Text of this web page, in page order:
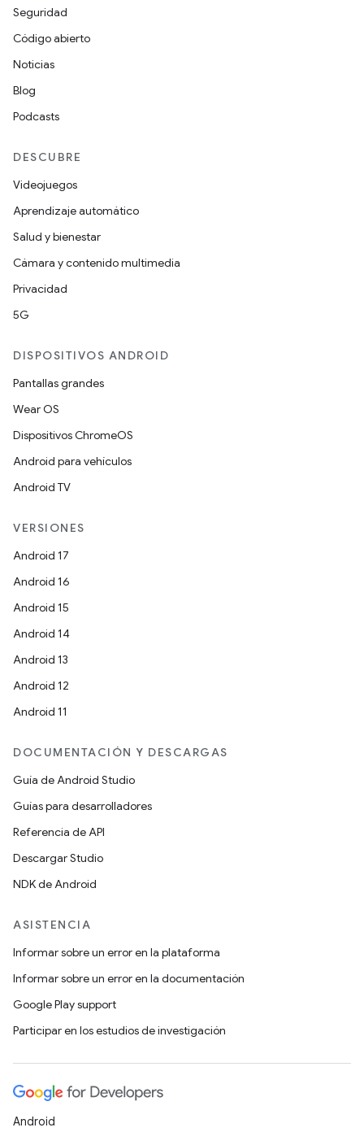
Seguridad
Código abierto
Noticias
Blog
Podcasts
DESCUBRE
Videojuegos
Aprendizaje automático
Salud y bienestar
Cámara y contenido multimedia
Privacidad
5G
DISPOSITIVOS ANDROID
Pantallas grandes
Wear OS
Dispositivos ChromeOS
Android para vehículos
Android TV
VERSIONES
Android 17
Android 16
Android 15
Android 14
Android 13
Android 12
Android 11
DOCUMENTACIÓN Y DESCARGAS
Guía de Android Studio
Guías para desarrolladores
Referencia de API
Descargar Studio
NDK de Android
ASISTENCIA
Informar sobre un error en la plataforma
Informar sobre un error en la documentación
Google Play support
Participar en los estudios de investigación
Android